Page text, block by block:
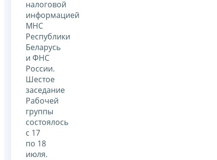
налоговой
информацией
МНС
Республики
Беларусь
и ФНС
России.
Шестое
заседание
Рабочей
группы
состоялось
с 17
по 18
июля.